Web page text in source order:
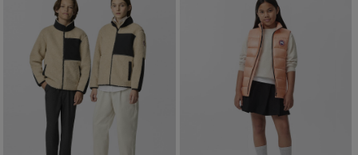
コレクション
コレクション
クラシック ディスク
ホワイト ディスク
ト―ナル ディスク
PBI ディスク
ディスクなし